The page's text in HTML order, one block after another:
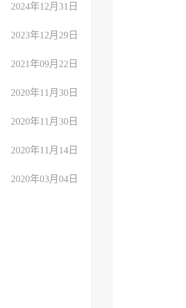
2024年12月31日
2023年12月29日
2021年09月22日
2020年11月30日
2020年11月30日
2020年11月14日
2020年03月04日